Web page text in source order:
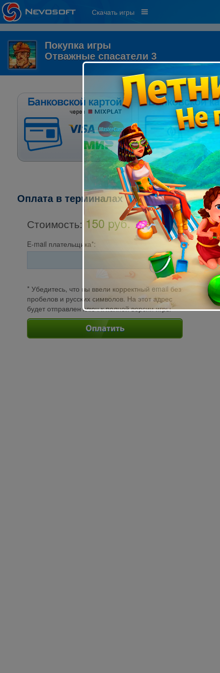
Скачать игры
Покупка игры
Отважные спасатели 3
Оплата в терминалах "ПСКБ":
Стоимость: 150 pуб.
E-mail плательщика*:
* Убедитесь, что вы ввели корректный email без
пробелов и русских символов. На этот адрес
будет отправлен ключ к полной версии игры